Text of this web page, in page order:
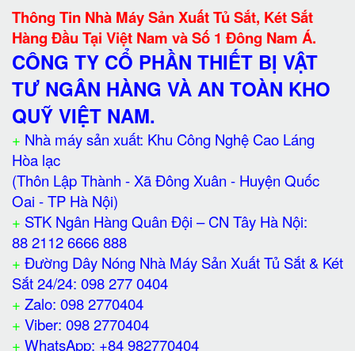
Thông Tin Nhà Máy Sản Xuất Tủ Sắt, Két Sắt
Hàng Đầu Tại Việt Nam và Số 1 Đông Nam Á.
CÔNG TY CỔ PHẦN THIẾT BỊ VẬT
TƯ NGÂN HÀNG VÀ AN TOÀN KHO
QUỸ VIỆT NAM.
+ Nhà máy sản xuất: Khu Công Nghệ Cao Láng
Hòa lạc
(Thôn Lập Thành - Xã Đông Xuân - Huyện Quốc
Oai - TP Hà Nội)
+ STK Ngân Hàng Quân Đội – CN Tây Hà Nội:
88 2112 6666 888
+ Đường Dây Nóng Nhà Máy Sản Xuất Tủ Sắt & Két
Sắt 24/24: 098 277 0404
+ Zalo: 098 2770404
+ Viber: 098 2770404
+ WhatsApp: +84 982770404